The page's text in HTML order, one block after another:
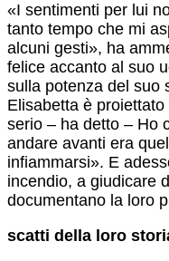
«I sentimenti per lui
tanto tempo che mi
alcuni gesti», ha
felice accanto al suo
sulla potenza del suo
Elisabetta è
serio – ha detto – Ho
andare avanti era
infiammarsi». E
incendio, a giudicare
documentano la loro
scatti della loro